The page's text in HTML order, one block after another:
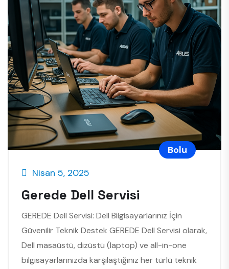
Bolu
Nisan 5, 2025
Gerede Dell Servisi
GEREDE Dell Servisi: Dell Bilgisayarlarınız İçin
Güvenilir Teknik Destek GEREDE Dell Servisi olarak,
Dell masaüstü, dizüstü (laptop) ve all-in-one
bilgisayarlarınızda karşılaştığınız her türlü teknik